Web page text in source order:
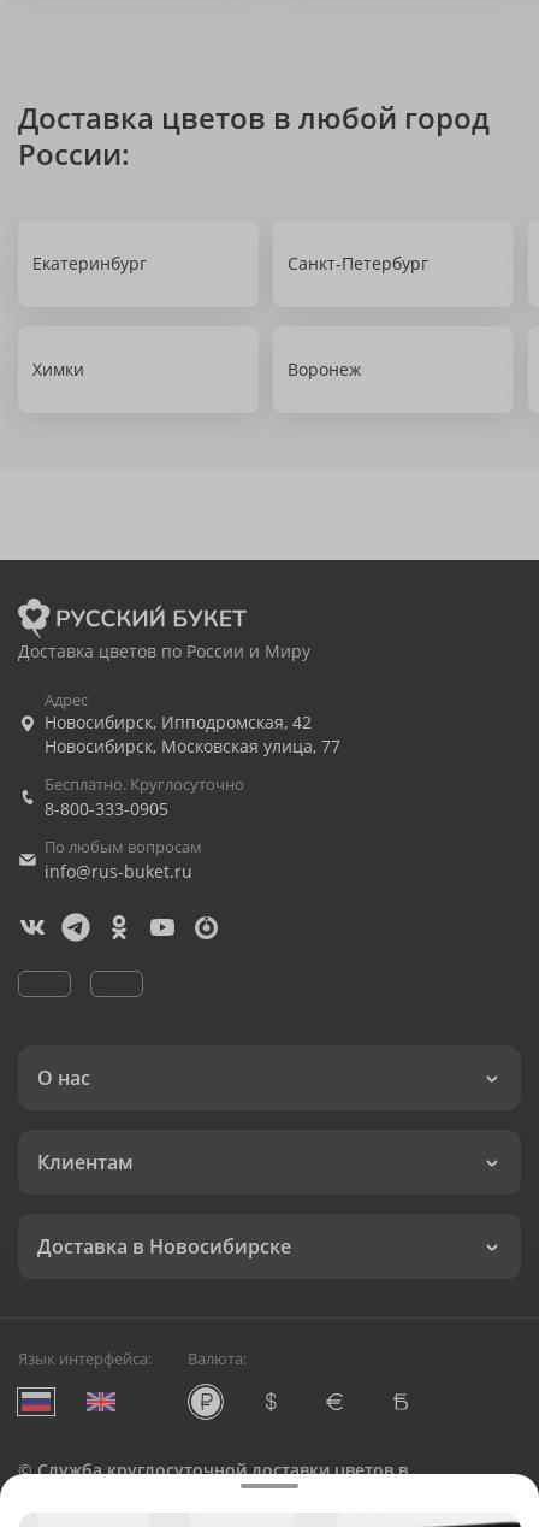
Доставка цветов в любой город
России:
Екатеринбург Санкт-Петербург
Химки Воронеж
Доставка цветов по России и Миру
Адрес
Новосибирск, Ипподромская, 42
Новосибирск, Московская улица, 77
Бесплатно. Круглосуточно
8-800-333-0905
По любым вопросам
info@rus-buket.ru
О нас
Клиентам
Доставка в Новосибирске
Язык интерфейса: Валюта:
©Служба круглосуточной доставки цветов в
Русский Букет, 2026